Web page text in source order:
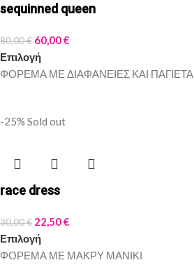
sequinned queen
80,00€ 60,00€
Επιλογή
ΦΟΡΕΜΑ ΜΕ ΔΙΑΦΑΝΕΙΕΣ ΚΑΙ ΠΑΓΙΕΤΑ
-25% Sold out
race dress
30,00€ 22,50€
Επιλογή
ΦΟΡΕΜΑ ΜΕ ΜΑΚΡΥ ΜΑΝΙΚΙ